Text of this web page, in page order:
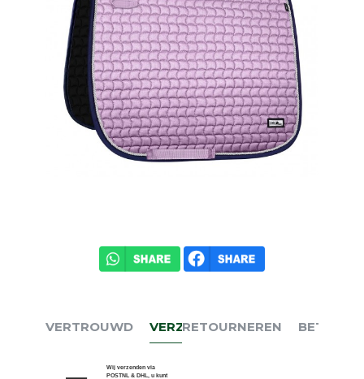
VERTROUWD VERZENDEN
Wij verzenden via
POSTNL & DHL, u kunt
RETOURNEREN BETALEN